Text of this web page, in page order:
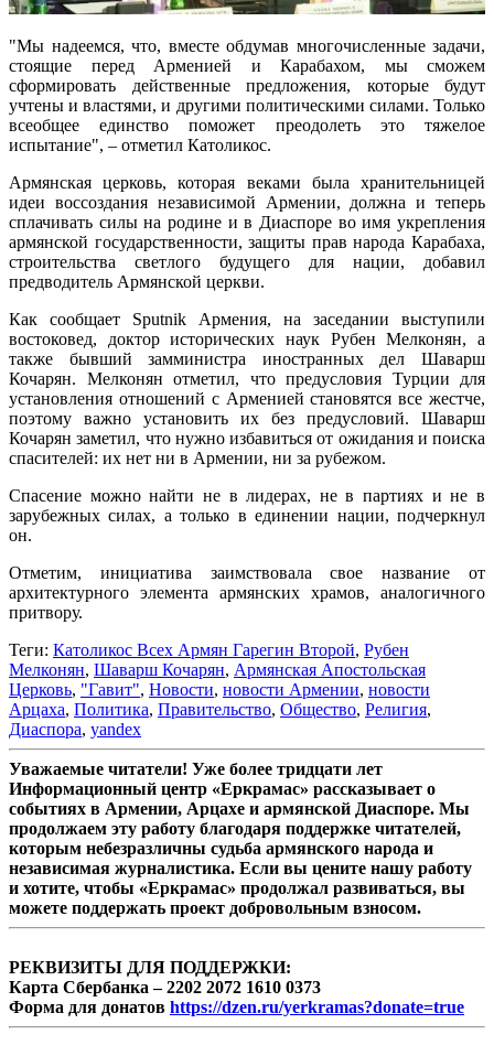
"Мы надеемся, что, вместе обдумав многочисленные задачи,
стоящие перед Арменией и Карабахом, мы сможем
сформировать действенные предложения, которые будут
учтены и властями, и другими политическими силами. Только
всеобщее единство поможет преодолеть это тяжелое
испытание", – отметил Католикос.
Армянская церковь, которая веками была хранительницей
идеи воссоздания независимой Армении, должна и теперь
сплачивать силы на родине и в Диаспоре во имя укрепления
армянской государственности, защиты прав народа Карабаха,
строительства светлого будущего для нации, добавил
предводитель Армянской церкви.
Как сообщает Sputnik Армения, на заседании выступили
востоковед, доктор исторических наук Рубен Мелконян, а
также бывший замминистра иностранных дел Шаварш
Кочарян. Мелконян отметил, что предусловия Турции для
установления отношений с Арменией становятся все жестче,
поэтому важно установить их без предусловий. Шаварш
Кочарян заметил, что нужно избавиться от ожидания и поиска
спасителей: их нет ни в Армении, ни за рубежом.
Спасение можно найти не в лидерах, не в партиях и не в
зарубежных силах, а только в единении нации, подчеркнул
он.
Отметим, инициатива заимствовала свое название от
архитектурного элемента армянских храмов, аналогичного
притвору.
Теги: Католикос Всех Армян Гарегин Второй, Рубен
Мелконян, Шаварш Кочарян, Армянская Апостольская
Церковь, "Гавит", Новости, новости Армении, новости
Арцаха, Политика, Правительство, Общество, Религия,
Диаспора, yandex
Уважаемые читатели! Уже более тридцати лет
Информационный центр «Еркрамас» рассказывает о
событиях в Армении, Арцахе и армянской Диаспоре. Мы
продолжаем эту работу благодаря поддержке читателей,
которым небезразличны судьба армянского народа и
независимая журналистика. Если вы цените нашу работу
и хотите, чтобы «Еркрамас» продолжал развиваться, вы
можете поддержать проект добровольным взносом.
РЕКВИЗИТЫ ДЛЯ ПОДДЕРЖКИ:
Карта Сбербанка – 2202 2072 1610 0373
Форма для донатов https://dzen.ru/yerkramas?donate=true